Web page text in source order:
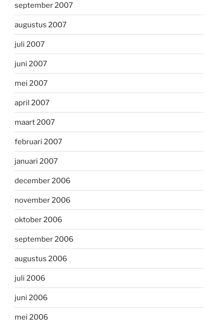
september 2007
augustus 2007
juli 2007
juni 2007
mei 2007
april 2007
maart 2007
februari 2007
januari 2007
december 2006
november 2006
oktober 2006
september 2006
augustus 2006
juli 2006
juni 2006
mei 2006